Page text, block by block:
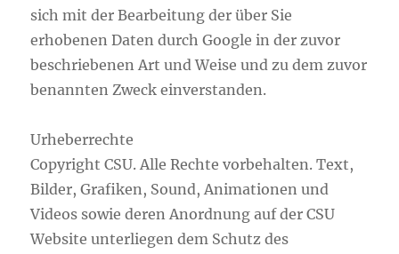
sich mit der Bearbeitung der über Sie
erhobenen Daten durch Google in der zuvor
beschriebenen Art und Weise und zu dem zuvor
benannten Zweck einverstanden.
Urheberrechte
Copyright CSU. Alle Rechte vorbehalten. Text,
Bilder, Grafiken, Sound, Animationen und
Videos sowie deren Anordnung auf der CSU
Website unterliegen dem Schutz des